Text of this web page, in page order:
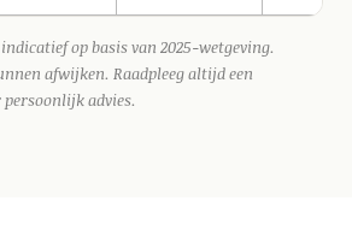
op basis van 2025-wetgeving.
afwijken. Raadpleeg altijd een
advies.